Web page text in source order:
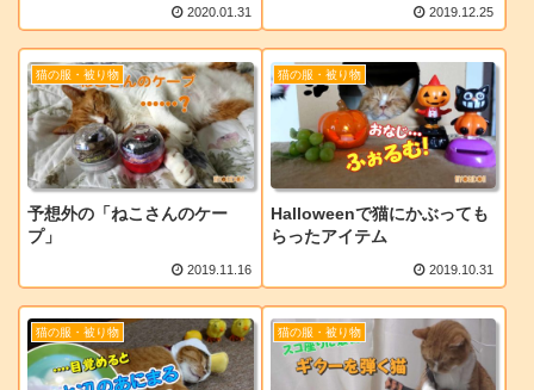
2020.01.31 2019.12.25
猫の服・被り物
予想外の「ねこさんのケー
プ」
2019.11.16
猫の服・被り物
Halloweenで猫にかぶっても
らったアイテム
2019.10.31
猫の服・被り物 猫の服・被り物